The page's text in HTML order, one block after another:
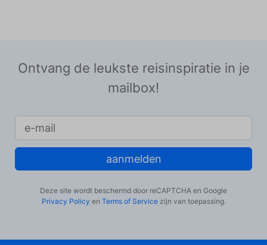
Ontvang de leukste reisinspiratie in je
mailbox!
aanmelden
Deze site wordt beschermd door reCAPTCHA en Google
Privacy Policy en Terms of Servicezijn van toepassing.